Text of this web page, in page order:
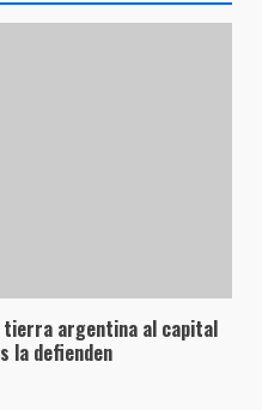
tierra argentina al capital
la defienden